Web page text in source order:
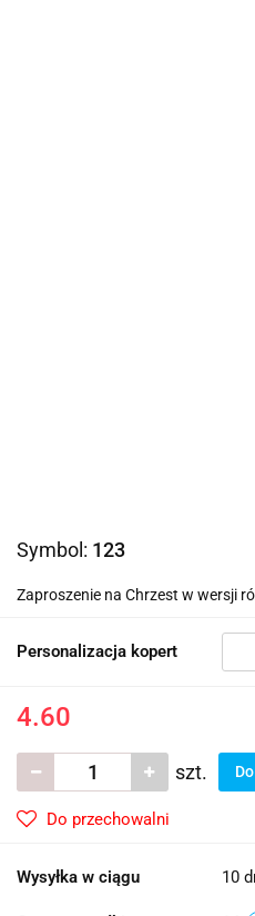
Symbol: 123
Zaproszenie na Chrzest w wersji
Personalizacja kopert
4.60
szt.
Do przechowalni
Wysyłka w ciągu 10